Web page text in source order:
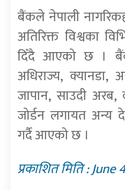
बैंकले नेपाली
अतिरिक्त विश्वका
दिँदै आएको छ ।
अधिराज्य, क्यानडा,
जापान, साउदी
जोर्डन लगायत अन्य
गर्दै आएको छ ।
प्रकाशित मिति :